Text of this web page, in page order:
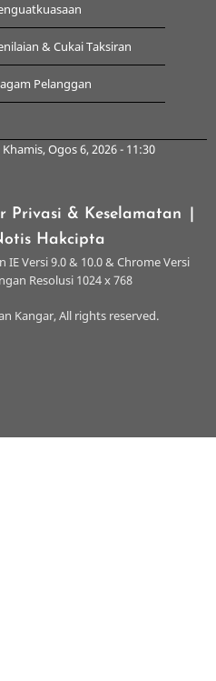
& Cukai Taksiran
Pelanggan
Ogos 6, 2026 - 11:30
Privasi & Keselamatan
Hakcipta
Versi 9.0 & 10.0 & Chrome Versi
Resolusi 1024 x 768
Kangar, All rights reserved.